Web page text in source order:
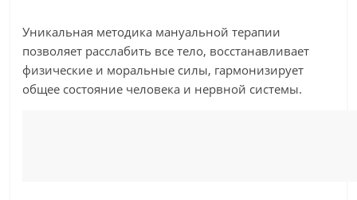
Уникальная методика мануальной терапии
позволяет расслабить все тело, восстанавливает
физические и моральные силы, гармонизирует
общее состояние человека и нервной системы.